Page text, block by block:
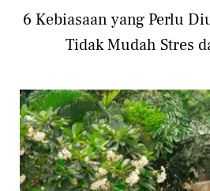
6 Kebiasaan yang Perlu
Tidak Mudah Stres